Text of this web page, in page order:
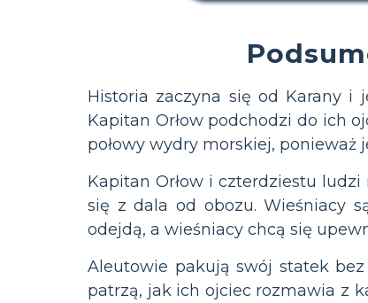
Historia zaczyna się od Karany i
Kapitan Orłow podchodzi do ich
połowy wydry morskiej, ponieważ
Kapitan Orłow i czterdziestu
się z dala od obozu. Wieśniacy
odejdą, a wieśniacy chcą się
Aleutowie pakują swój statek bez
patrzą, jak ich ojciec rozmawia z